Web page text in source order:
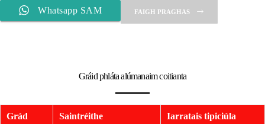
Whatsapp SAM FAIGH PRAGHAS
Gráid phláta alúmanaim coitianta
Grád Saintréithe Iarratais tipiciúla